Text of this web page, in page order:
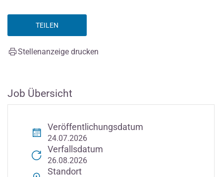
TEILEN
Stellenanzeige drucken
Job Übersicht
Veröffentlichungsdatum
24.07.2026
Verfallsdatum
26.08.2026
Standort